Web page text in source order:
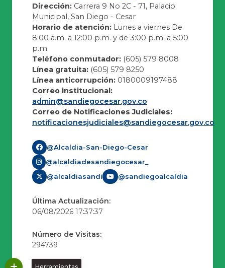
Dirección: Carrera 9 No 2C - 71, Palacio
Municipal, San Diego - Cesar
Horario de atención: Lunes a viernes De
8:00 a.m. a 12:00 p.m. y de 3:00 p.m. a 5:00
p.m.
Teléfono conmutador: (605) 579 8008
Línea gratuita: (605) 579 8250
Línea anticorrupción: 0180009197488
Correo institucional:
admin@sandiegocesar.gov.co
Correo de Notificaciones Judiciales:
notificacionesjudiciales@sandiegocesar.gov.co
@Alcaldia-San-Diego-Cesar
@alcaldiadesandiegocesar_
@alcaldiasandi
@sandiegoalcaldia
Última Actualización:
06/08/2026 17:37:37
Número de Visitas:
294739